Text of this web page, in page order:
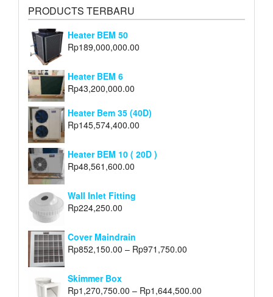
PRODUCTS TERBARU
Heater BEM 50
Rp189,000,000.00
Heater BEM 6
Rp43,200,000.00
Heater Bem 35 (40D)
Rp145,574,400.00
Heater BEM 10 ( 20D )
Rp48,561,600.00
Wall Inlet Fitting
Rp224,250.00
Cover Maindrain
Rp852,150.00 – Rp971,750.00
Skimmer Box
Rp1,270,750.00 – Rp1,644,500.00